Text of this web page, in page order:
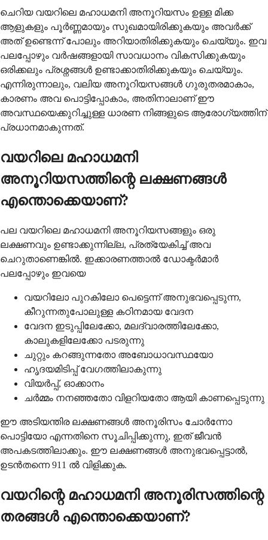
ചെറിയ വയറിലെ മഹാധമനി അനൂറിയസം ഉള്ള മിക്ക
ആളുകളും പൂർണ്ണമായും സുഖമായിരിക്കുകയും അവർക്ക്
അത് ഉണ്ടെന്ന് പോലും അറിയാതിരിക്കുകയും ചെയ്യും. ഇവ
പലപ്പോഴും വർഷങ്ങളായി സാവധാനം വികസിക്കുകയും
ഒരിക്കലും പ്രശ്നങ്ങൾ ഉണ്ടാക്കാതിരിക്കുകയും ചെയ്യും.
എന്നിരുന്നാലും, വലിയ അനൂറിയസങ്ങൾ ഗുരുതരമാകാം,
കാരണം അവ പൊട്ടിപ്പോകാം, അതിനാലാണ് ഈ
അവസ്ഥയെക്കുറിച്ചുള്ള ധാരണ നിങ്ങളുടെ ആരോഗ്യത്തിന്
പ്രധാനമാകുന്നത്.
വയറിലെ മഹാധമനി
അനൂറിയസത്തിന്റെ ലക്ഷണങ്ങൾ
എന്തൊക്കെയാണ്?
പല വയറിലെ മഹാധമനി അനൂറിയസങ്ങളും ഒരു
ലക്ഷണവും ഉണ്ടാക്കുന്നില്ല, പ്രത്യേകിച്ച് അവ
ചെറുതാണെങ്കിൽ. ഇക്കാരണത്താൽ ഡോക്ടർമാർ
പലപ്പോഴും ഇവയെ
വയറിലോ പുറകിലോ പെട്ടെന്ന് അനുഭവപ്പെടുന്ന,
കീറുന്നതുപോലുള്ള കഠിനമായ വേദന
വേദന ഇടുപ്പിലേക്കോ, മലദ്വാരത്തിലേക്കോ,
കാലുകളിലേക്കോ പടരുന്നു
ചുറ്റും കറങ്ങുന്നതോ അബോധാവസ്ഥയോ
ഹൃദയമിടിപ്പ് വേഗത്തിലാകുന്നു
വിയർപ്പ്, ഓക്കാനം
ചർമ്മം നനഞ്ഞതോ വിളറിയതോ ആയി കാണപ്പെടുന്നു
ഈ അടിയന്തിര ലക്ഷണങ്ങൾ അനൂരിസം ചോർന്നോ
പൊട്ടിയോ എന്നതിനെ സൂചിപ്പിക്കുന്നു, ഇത് ജീവൻ
അപകടത്തിലാക്കും. ഈ ലക്ഷണങ്ങൾ അനുഭവപ്പെട്ടാൽ,
ഉടൻതന്നെ 911 ൽ വിളിക്കുക.
വയറിന്റെ മഹാധമനി അനൂരിസത്തിന്റെ
തരങ്ങൾ എന്തൊക്കെയാണ്?